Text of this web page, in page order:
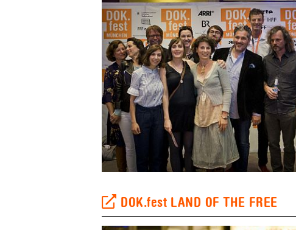
DOK.fest LAND OF THE FREE